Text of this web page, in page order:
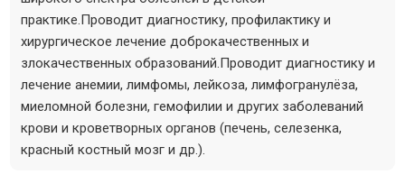
практике.Проводит диагностику, профилактику и
хирургическое лечение доброкачественных и
злокачественных образований.Проводит диагностику и
лечение анемии, лимфомы, лейкоза, лимфогранулёза,
миеломной болезни, гемофилии и других заболеваний
крови и кроветворных органов (печень, селезенка,
красный костный мозг и др.).